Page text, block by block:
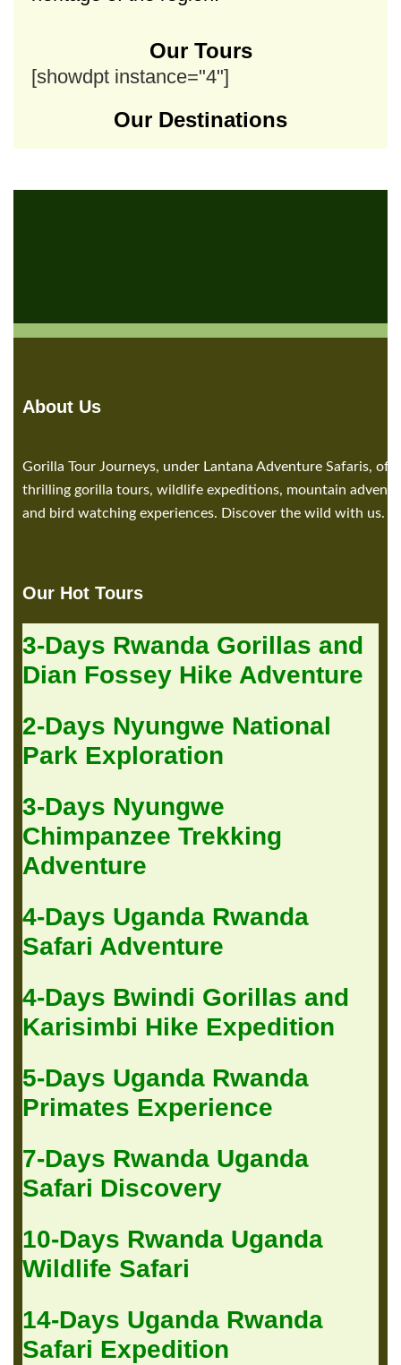
Our Tours
[showdpt instance="4"]
Our Destinations
About Us
Gorilla Tour Journeys, under Lantana Adventure Safaris,
thrilling gorilla tours, wildlife expeditions, mountain
and bird watching experiences. Discover the wild with us.
Our Hot Tours
3-Days Rwanda Gorillas and
Dian Fossey Hike Adventure
2-Days Nyungwe National
Park Exploration
3-Days Nyungwe
Chimpanzee Trekking
Adventure
4-Days Uganda Rwanda
Safari Adventure
4-Days Bwindi Gorillas and
Karisimbi Hike Expedition
5-Days Uganda Rwanda
Primates Experience
7-Days Rwanda Uganda
Safari Discovery
10-Days Rwanda Uganda
Wildlife Safari
14-Days Uganda Rwanda
Safari Expedition